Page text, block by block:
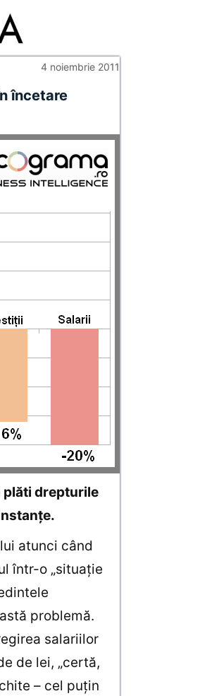
4 noiembrie 2011
încetare
plăti drepturile
atunci când
într-o „situaţie
problemă.
salariilor
de lei, „certă,
– cel puţin